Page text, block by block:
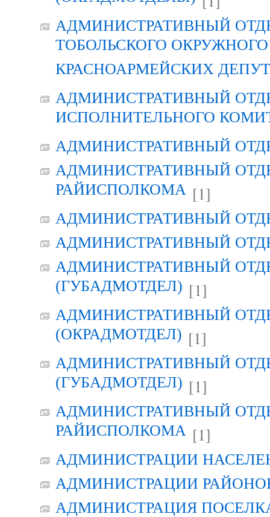
АДМИНИСТРАТИВНЫЙ
ТОБОЛЬСКОГО
КРАСНОАРМЕЙСКИХ
АДМИНИСТРАТИВНЫЙ
ИСПОЛНИТЕЛЬНОГО
АДМИНИСТРАТИВНЫЙ
АДМИНИСТРАТИВНЫЙ
РАЙИСПОЛКОМА [1]
АДМИНИСТРАТИВНЫЙ
АДМИНИСТРАТИВНЫЙ
АДМИНИСТРАТИВНЫЙ
(ГУБАДМОТДЕЛ) [1]
АДМИНИСТРАТИВНЫЙ
(ОКРАДМОТДЕЛ) [1]
АДМИНИСТРАТИВНЫЙ
(ГУБАДМОТДЕЛ) [1]
АДМИНИСТРАТИВНЫЙ
РАЙИСПОЛКОМА [1]
АДМИНИСТРАЦИИ
АДМИНИСТРАЦИИ
АДМИНИСТРАЦИЯ